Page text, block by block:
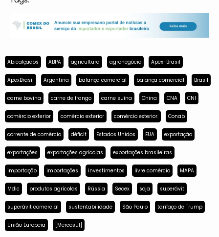
Abicalçados ABPA agricultura agronegócio Apex-Brasil
ApexBrasil Argentina balança comercial balança comercial Brasil
carne bovina carne de frango carne suína China CNA CNI
comércio exterior comércio exterior comércio exterior. Conab
corrente de comércio déficit Estados Unidos EUA exportação
exportações exportações agrícolas exportações brasileiras
importação importações investimentos livre comércio MAPA
Mdic produtos agrícolas Rússia Secex soja superávit
superávit comercial sustentabilidade São Paulo tarifaço de Trump
União Europeia [Mercosul]